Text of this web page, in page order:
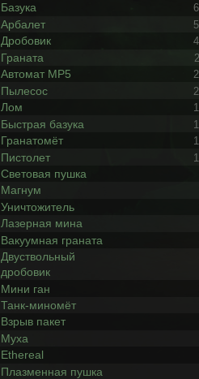
Базука
Арбалет
Дробовик
Граната
Автомат MP5
Пылесос
Лом
Быстрая базука
Гранатомёт
Пистолет
Световая пушка
Магнум
Уничтожитель
Лазерная мина
Вакуумная граната
Двуствольный
дробовик
Мини ган
Танк-миномёт
Взрыв пакет
Муха
Ethereal
Плазменная пушка